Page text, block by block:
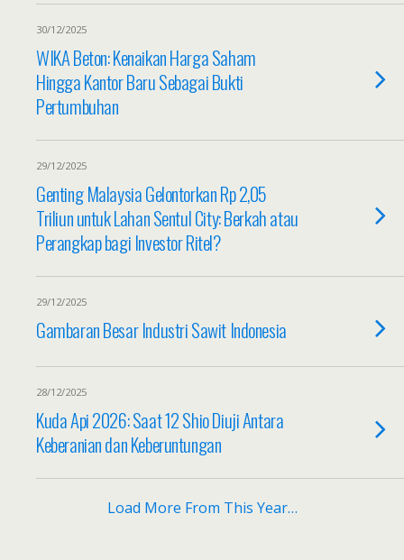
30/12/2025
WIKA Beton: Kenaikan Harga Saham
Hingga Kantor Baru Sebagai Bukti
Pertumbuhan
29/12/2025
Genting Malaysia Gelontorkan Rp 2,05
Triliun untuk Lahan Sentul City: Berkah atau
Perangkap bagi Investor Ritel?
29/12/2025
Gambaran Besar Industri Sawit Indonesia
28/12/2025
Kuda Api 2026: Saat 12 Shio Diuji Antara
Keberanian dan Keberuntungan
Load More From This Year…